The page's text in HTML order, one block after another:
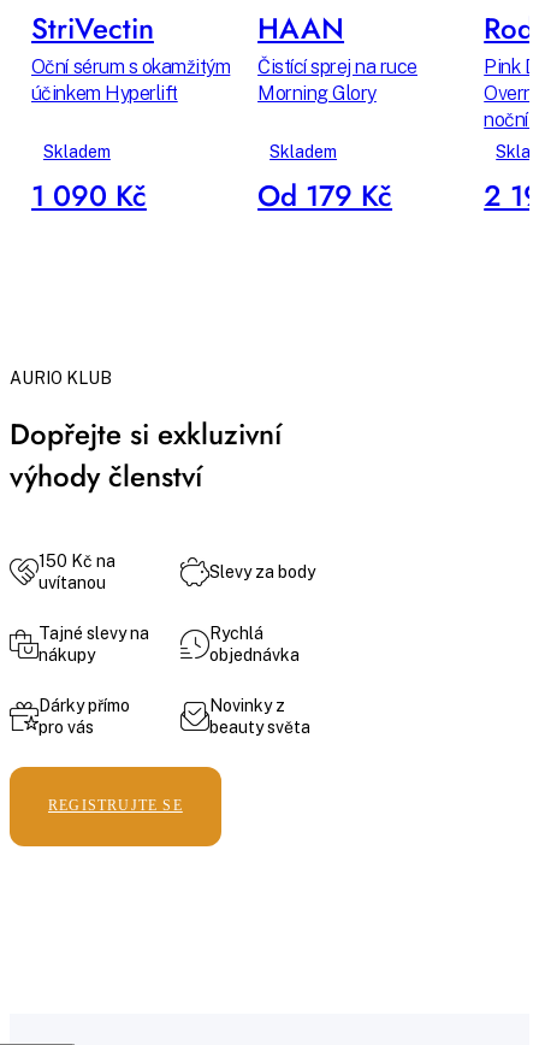
StriVectin
Oční sérum s okamžitým
účinkem Hyperlift
Skladem
1 090 Kč
HAAN
Čistící sprej na ruce
Morning Glory
Skladem
Od 179 Kč
Pink
noční
2
AURIO KLUB
Dopřejte si exkluzivní
výhody členství
150 Kč na
uvítanou
Slevy za body
Tajné slevy na
nákupy
Rychlá
objednávka
Dárky přímo
pro vás
Novinky z
beauty světa
REGISTRUJTE SE